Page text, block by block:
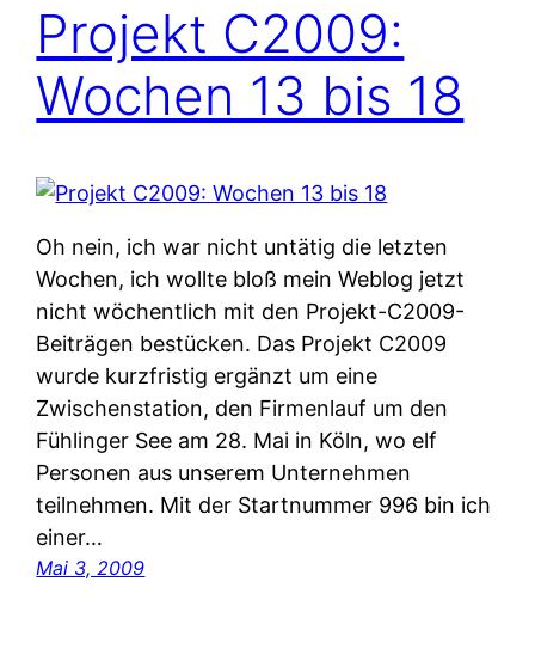
Projekt C2009:
Wochen 13 bis 18
Oh nein, ich war nicht untätig die letzten
Wochen, ich wollte bloß mein Weblog jetzt
nicht wöchentlich mit den Projekt-C2009-
Beiträgen bestücken. Das Projekt C2009
wurde kurzfristig ergänzt um eine
Zwischenstation, den Firmenlauf um den
Fühlinger See am 28. Mai in Köln, wo elf
Personen aus unserem Unternehmen
teilnehmen. Mit der Startnummer 996 bin ich
einer…
Mai 3, 2009